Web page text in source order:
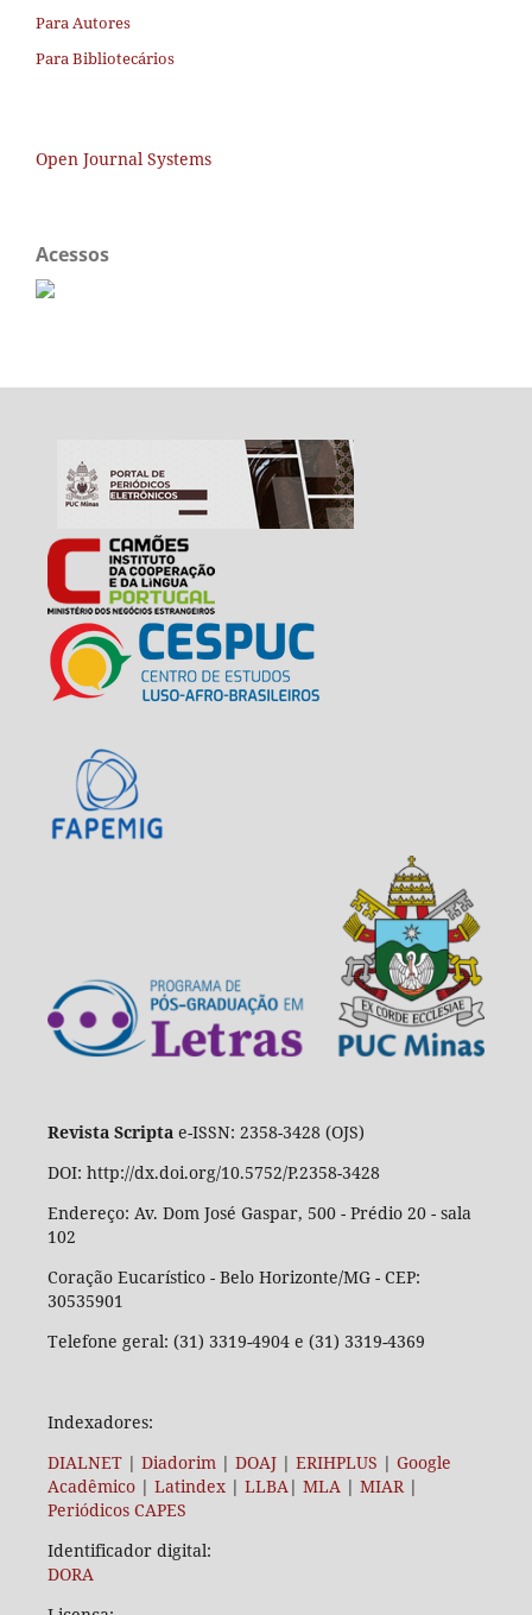
Para Autores
Para Bibliotecários
Open Journal Systems
Acessos
Revista Scriptae-ISSN: 2358-3428 (OJS)
DOI: http://dx.doi.org/10.5752/P.2358-3428
Endereço: Av. Dom José Gaspar, 500 - Prédio 20 - sala
102
Coração Eucarístico - Belo Horizonte/MG - CEP:
30535901
Telefone geral: (31) 3319-4904 e (31) 3319-4369
Indexadores:
DIALNET| Diadorim| DOAJ| ERIHPLUS | Google
Acadêmico| Latindex| LLBA| MLA| MIAR|
Periódicos CAPES
Identificador digital:
DORA